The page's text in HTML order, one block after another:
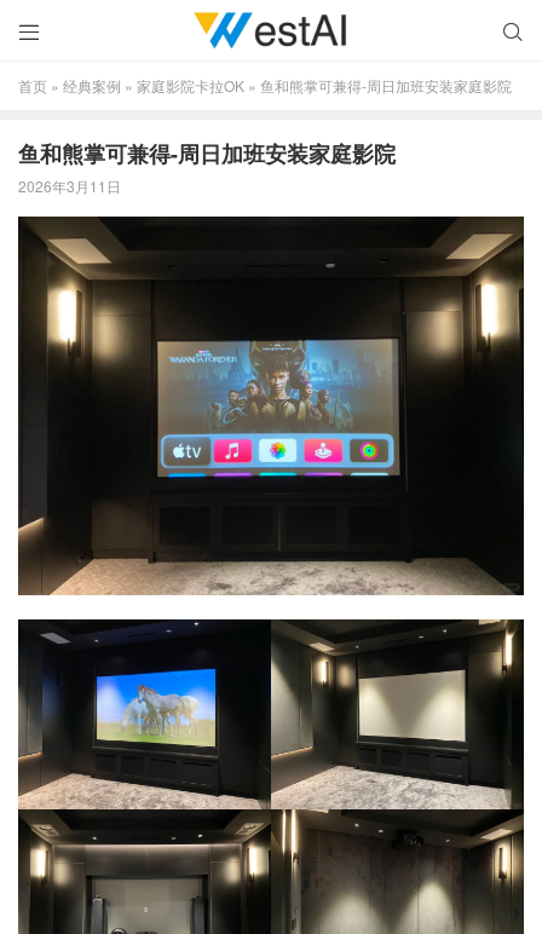


首页 » 经典案例 » 家庭影院卡拉OK » 鱼和熊掌可兼得-周日加班安装家庭影院
鱼和熊掌可兼得-周日加班安装家庭影院
2026年3月11日